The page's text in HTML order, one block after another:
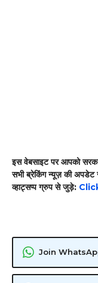
इस वेबसाइट पर आपको
सभी ब्रेकिंग न्यूज़ की अपडेट
व्हाट्सप्प ग्रुप से जुड़े:
Join